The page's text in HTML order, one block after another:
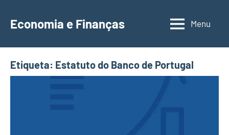
para
conteúdo
Economia e Finanças
Depósitos
IRS,
Finanças
Menu
Etiqueta: Estatuto do Banco de Portugal